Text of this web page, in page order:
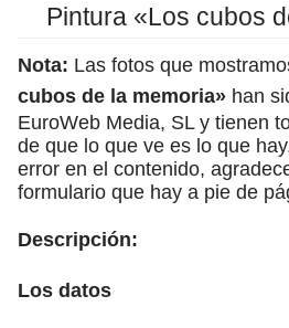
Pintura «Los cubos
Nota: Las fotos que
cubos de la memoria» han
EuroWeb Media, SL y tienen
de que lo que ve es lo que
error en el contenido,
formulario que hay a pie de
Descripción:
Los datos